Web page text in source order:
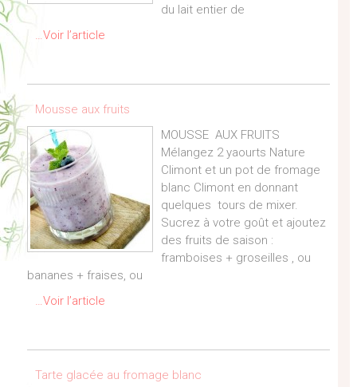
du lait entier de
…Voir l’article
Mousse aux fruits
MOUSSE AUX FRUITS
Mélangez 2 yaourts Nature
Climont et un pot de fromage
blanc Climont en donnant
quelques tours de mixer.
Sucrez à votre goût et ajoutez
des fruits de saison :
framboises + groseilles , ou
bananes + fraises, ou
…Voir l’article
Tarte glacée au fromage blanc